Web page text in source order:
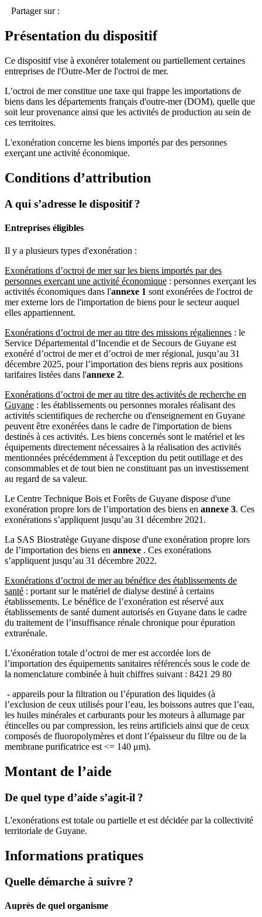
Partager sur :
Présentation du dispositif
Ce dispositif vise à exonérer totalement ou partiellement certaines
entreprises de l'Outre-Mer de l'octroi de mer.
L’octroi de mer constitue une taxe qui frappe les importations de
biens dans les départements français d'outre-mer (DOM), quelle que
soit leur provenance ainsi que les activités de production au sein de
ces territoires.
L'exonération concerne les biens importés par des personnes
exerçant une activité économique.
Conditions d’attribution
A qui s’adresse le dispositif ?
Entreprises éligibles
Il y a plusieurs types d'exonération :
Exonérations d’octroi de mer sur les biens importés par des
personnes exerçant une activité économique : personnes exerçant les
activités économiques dans l'annexe 1 sont exonérées de l'octroi de
mer externe lors de l'importation de biens pour le secteur auquel
elles appartiennent.
Exonérations d’octroi de mer au titre des missions régaliennes : le
Service Départemental d’Incendie et de Secours de Guyane est
exonéré d’octroi de mer et d’octroi de mer régional, jusqu’au 31
décembre 2025, pour l’importation des biens repris aux positions
tarifaires listées dans l'annexe 2.
Exonérations d’octroi de mer au titre des activités de recherche en
Guyane : les établissements ou personnes morales réalisant des
activités scientifiques de recherche ou d'enseignement en Guyane
peuvent être exonérées dans le cadre de l'importation de biens
destinés à ces activités. Les biens concernés sont le matériel et les
équipements directement nécessaires à la réalisation des activités
mentionnées précédemment à l'exception du petit outillage et des
consommables et de tout bien ne constituant pas un investissement
au regard de sa valeur.
Le Centre Technique Bois et Forêts de Guyane dispose d'une
exonération propre lors de l’importation des biens en annexe 3. Ces
exonérations s’appliquent jusqu’au 31 décembre 2021.
La SAS Biostratège Guyane dispose d'une exonération propre lors
de l’importation des biens en annexe . Ces exonérations
s’appliquent jusqu’au 31 décembre 2022.
Exonérations d’octroi de mer au bénéfice des établissements de
santé : portant sur le matériel de dialyse destiné à certains
établissements. Le bénéfice de l’exonération est réservé aux
établissements de santé dument autorisés en Guyane dans le cadre
du traitement de l’insuffisance rénale chronique pour épuration
extrarénale.
L'éxonération totale d’octroi de mer est accordée lors de
l’importation des équipements sanitaires référencés sous le code de
la nomenclature combinée à huit chiffres suivant : 8421 29 80
- appareils pour la filtration ou l’épuration des liquides (à
l’exclusion de ceux utilisés pour l’eau, les boissons autres que l’eau,
les huiles minérales et carburants pour les moteurs à allumage par
étincelles ou par compression, les reins artificiels ainsi que de ceux
composés de fluoropolymères et dont l’épaisseur du filtre ou de la
membrane purificatrice est <= 140 μm).
Montant de l’aide
De quel type d’aide s’agit-il ?
L'exonérations est totale ou partielle et est décidée par la collectivité
territoriale de Guyane.
Informations pratiques
Quelle démarche à suivre ?
Auprès de quel organisme